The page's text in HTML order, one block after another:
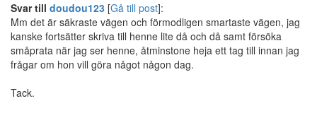
Svar till doudou123 [Gå till post]:
Mm det är säkraste vägen och förmodligen smartaste vägen, jag
kanske fortsätter skriva till henne lite då och då samt försöka
småprata när jag ser henne, åtminstone heja ett tag till innan jag
frågar om hon vill göra något någon dag.
Tack.